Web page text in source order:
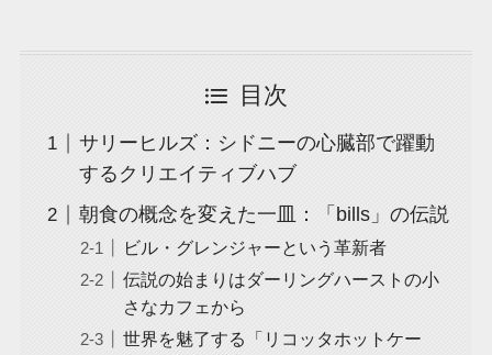
目次
サリーヒルズ：シドニーの心臓部で躍動
するクリエイティブハブ
朝食の概念を変えた一皿：「bills」の伝説
ビル・グレンジャーという革新者
伝説の始まりはダーリングハーストの小
さなカフェから
世界を魅了する「リコッタホットケー